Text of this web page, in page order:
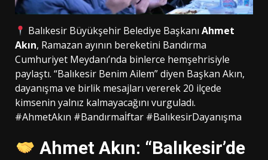
Balıkesir Büyükşehir Belediye BaşkanıAhmet
Akın, Ramazan ayının bereketini Bandırma
Cumhuriyet Meydanı’nda binlerce hemşehrisiyle
paylaştı. “Balıkesir Benim Ailem” diyen Başkan Akın,
dayanışma ve birlik mesajları vererek 20 ilçede
kimsenin yalnız kalmayacağını vurguladı.
#AhmetAkın #Bandırmaİftar #BalıkesirDayanışma
Ahmet Akın: “Balıkesir’de